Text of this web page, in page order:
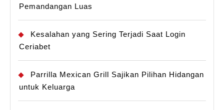
Pemandangan Luas
Kesalahan yang Sering Terjadi Saat Login
Ceriabet
Parrilla Mexican Grill Sajikan Pilihan Hidangan
untuk Keluarga